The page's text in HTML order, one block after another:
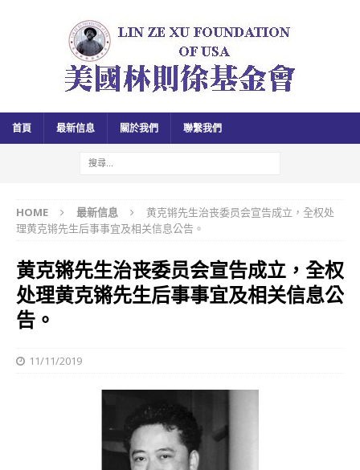
首頁 最新信息 關於我們 聯繫我們
HOME 最新信息
黄克锵先生治丧委员会宣告成立，全权处
理黄克锵先生后事事宜及相关信息公告。
黄克锵先生治丧委员会宣告成立，全权
处理黄克锵先生后事事宜及相关信息公
告。
11/11/2019